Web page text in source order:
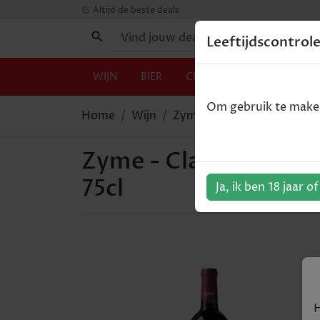
Altijd de beste deals
WIJN BIER CHAMPAGNE
Home Wijn Zyme - Classico Riserva -
Zyme - Classico
75cl
Leeftijdscontrole
Om gebruik te
Ja, ik ben 18 jaar